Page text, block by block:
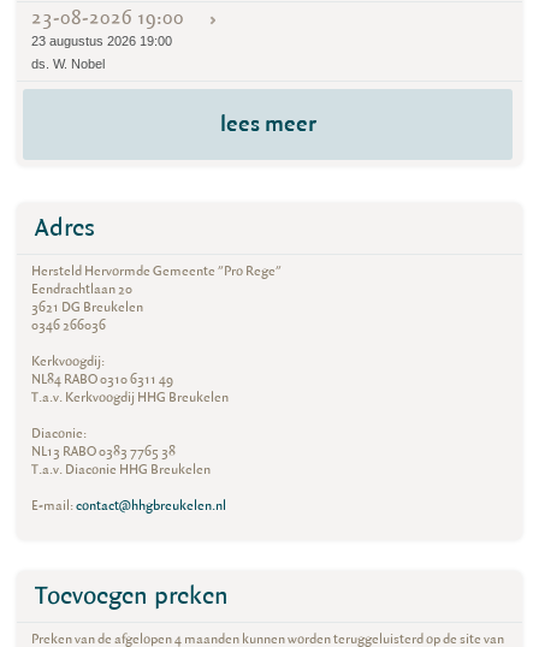
23-08-2026 19:00
23 augustus 2026 19:00
ds. W. Nobel
lees meer
Adres
Hersteld Hervormde Gemeente "Pro Rege"
Eendrachtlaan 20
3621 DG Breukelen
0346 266036
Kerkvoogdij:
NL84 RABO 0310 6311 49
T.a.v. Kerkvoogdij HHG Breukelen
Diaconie:
NL13 RABO 0383 7765 38
T.a.v. Diaconie HHG Breukelen
E-mail:contact@hhgbreukelen.nl
Toevoegen preken
Preken van de afgelopen 4 maanden kunnen worden teruggeluisterd op de site van